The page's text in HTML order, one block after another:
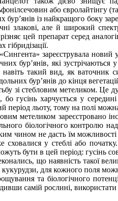
або євролайтінгу
бур’янів із найкращого боку
злакові, але й широкий
цей препарат серед
гібридізації.
зареєструвала
бур’янів, які
навіть такий вид, як
бур’янів до кінця
зі стебловим метеликом.
гусінь харчується у
період льоту, тому на полі
метеликом зареєстровано
біологічного контролю
чином не дасть їм
сховалися у стеблі або
бути в цей період: гусінь
що наявність такої
для кожного поля
та біологічного
самій рослині,